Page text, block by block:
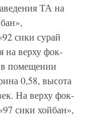
ТА на
сики сурай
на верху фок-
в помещении
0,58, высота
На верху фок-
сики хойбан»,